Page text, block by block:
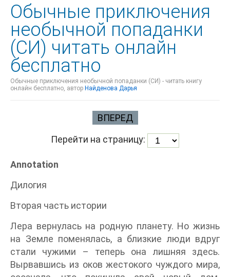
Обычные приключения
необычной попаданки
(СИ) читать онлайн
бесплатно
Обычные приключения необычной попаданки (СИ) - читать книгу
онлайн бесплатно, автор Найденова Дарья
ВПЕРЕД
Перейти на страницу:
Annotation
Дилогия
Вторая часть истории
Лера вернулась на родную планету. Но жизнь
на Земле поменялась, а близкие люди вдруг
стали чужими – теперь она лишняя здесь.
Вырвавшись из оков жестокого чуждого мира,